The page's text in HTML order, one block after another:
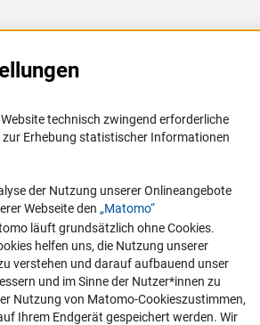
für Menschen mit Behinderungen
technisch zwingend erforderliche
zur Erhebung statistischer Informationen
der Nutzung unserer Onlineangebote
Webseite den „Matomo“
Link)
läuft grundsätzlich ohne Cookies.
helfen uns, die Nutzung unserer
verstehen und darauf aufbauend unser
und im Sinne der Nutzer*innen zu
Nutzung von Matomo-Cookieszustimmen,
Ihrem Endgerät gespeichert werden. Wir